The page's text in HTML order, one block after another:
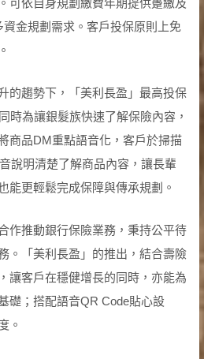
金規劃需求。客戶投保原則上免
的趨勢下，「美利長盈」最高投保
時為讓銀髮族快速了解保險內容，
商品DM重點語音化，客戶於掃描
說明清楚了解商品內容，讓長輩
能更輕鬆完成保障與傳承規劃。
作推動銀行保險業務，秉持公平待
。「美利長盈」的推出，結合壽險
讓客戶在穩健增長的同時，亦能為
礎；搭配語音QR Code貼心設
。